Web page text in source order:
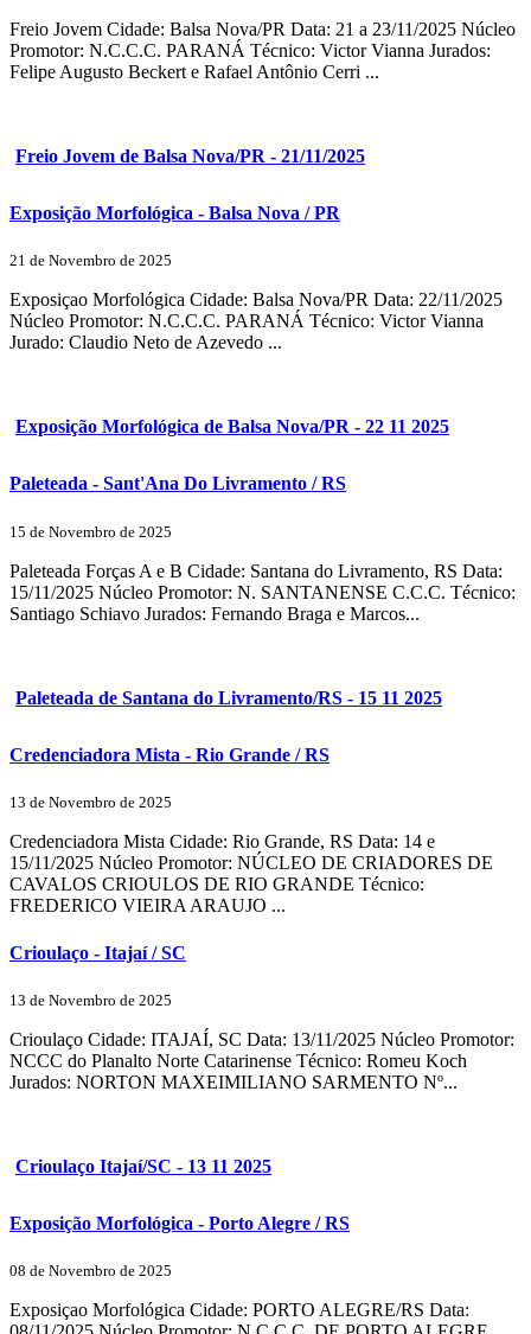
Freio Jovem Cidade: Balsa Nova/PR Data: 21 a 23/11/2025 Núcleo
Promotor: N.C.C.C. PARANÁ Técnico: Victor Vianna Jurados:
Felipe Augusto Beckert e Rafael Antônio Cerri ...
Freio Jovem de Balsa Nova/PR - 21/11/2025
Exposição Morfológica - Balsa Nova / PR
21 de Novembro de 2025
Exposiçao Morfológica Cidade: Balsa Nova/PR Data: 22/11/2025
Núcleo Promotor: N.C.C.C. PARANÁ Técnico: Victor Vianna
Jurado: Claudio Neto de Azevedo ...
Exposição Morfológica de Balsa Nova/PR - 22 11 2025
Paleteada - Sant'Ana Do Livramento / RS
15 de Novembro de 2025
Paleteada Forças A e B Cidade: Santana do Livramento, RS Data:
15/11/2025 Núcleo Promotor: N. SANTANENSE C.C.C. Técnico:
Santiago Schiavo Jurados: Fernando Braga e Marcos...
Paleteada de Santana do Livramento/RS - 15 11 2025
Credenciadora Mista - Rio Grande / RS
13 de Novembro de 2025
Credenciadora Mista Cidade: Rio Grande, RS Data: 14 e
15/11/2025 Núcleo Promotor: NÚCLEO DE CRIADORES DE
CAVALOS CRIOULOS DE RIO GRANDE Técnico:
FREDERICO VIEIRA ARAUJO ...
Crioulaço - Itajaí / SC
13 de Novembro de 2025
Crioulaço Cidade: ITAJAÍ, SC Data: 13/11/2025 Núcleo Promotor:
NCCC do Planalto Norte Catarinense Técnico: Romeu Koch
Jurados: NORTON MAXEIMILIANO SARMENTO Nº...
Crioulaço Itajaí/SC - 13 11 2025
Exposição Morfológica - Porto Alegre / RS
08 de Novembro de 2025
Exposiçao Morfológica Cidade: PORTO ALEGRE/RS Data: